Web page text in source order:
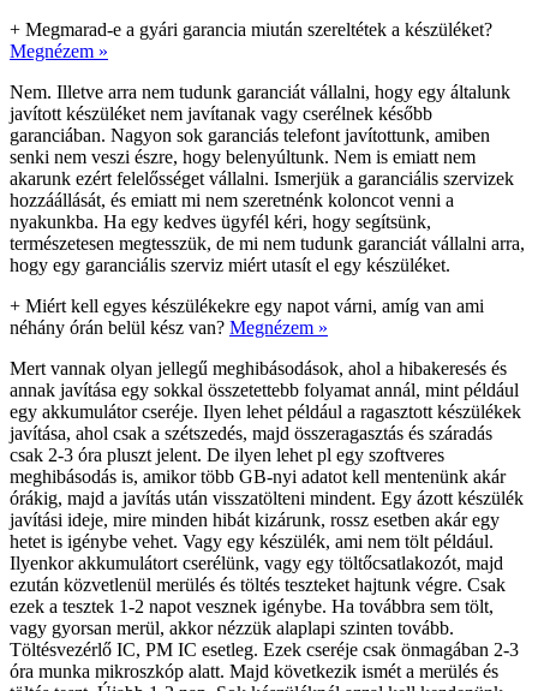
+ Megmarad-e a gyári garancia miután szereltétek a készüléket?
Megnézem »
Nem. Illetve arra nem tudunk garanciát vállalni, hogy egy általunk
javított készüléket nem javítanak vagy cserélnek később
garanciában. Nagyon sok garanciás telefont javítottunk, amiben
senki nem veszi észre, hogy belenyúltunk. Nem is emiatt nem
akarunk ezért felelősséget vállalni. Ismerjük a garanciális szervizek
hozzáállását, és emiatt mi nem szeretnénk koloncot venni a
nyakunkba. Ha egy kedves ügyfél kéri, hogy segítsünk,
természetesen megtesszük, de mi nem tudunk garanciát vállalni arra,
hogy egy garanciális szerviz miért utasít el egy készüléket.
+ Miért kell egyes készülékekre egy napot várni, amíg van ami
néhány órán belül kész van? Megnézem »
Mert vannak olyan jellegű meghibásodások, ahol a hibakeresés és
annak javítása egy sokkal összetettebb folyamat annál, mint például
egy akkumulátor cseréje. Ilyen lehet például a ragasztott készülékek
javítása, ahol csak a szétszedés, majd összeragasztás és száradás
csak 2-3 óra pluszt jelent. De ilyen lehet pl egy szoftveres
meghibásodás is, amikor több GB-nyi adatot kell mentenünk akár
órákig, majd a javítás után visszatölteni mindent. Egy ázott készülék
javítási ideje, mire minden hibát kizárunk, rossz esetben akár egy
hetet is igénybe vehet. Vagy egy készülék, ami nem tölt például.
Ilyenkor akkumulátort cserélünk, vagy egy töltőcsatlakozót, majd
ezután közvetlenül merülés és töltés teszteket hajtunk végre. Csak
ezek a tesztek 1-2 napot vesznek igénybe. Ha továbbra sem tölt,
vagy gyorsan merül, akkor nézzük alaplapi szinten tovább.
Töltésvezérlő IC, PM IC esetleg. Ezek cseréje csak önmagában 2-3
óra munka mikroszkóp alatt. Majd következik ismét a merülés és